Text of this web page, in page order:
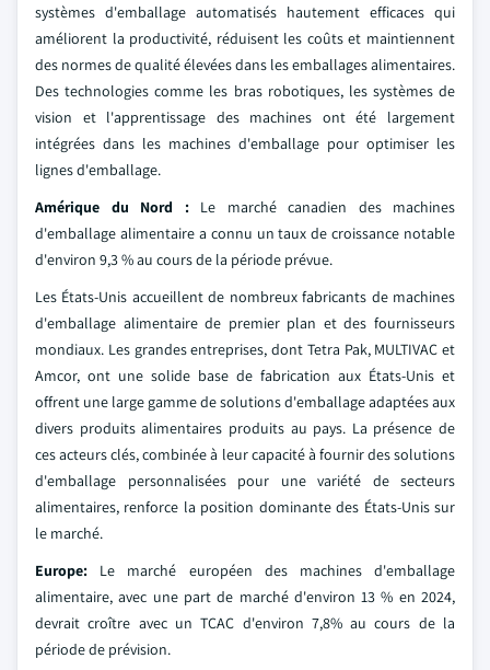
systèmes d'emballage automatisés hautement efficaces qui
améliorent la productivité, réduisent les coûts et maintiennent
des normes de qualité élevées dans les emballages alimentaires.
Des technologies comme les bras robotiques, les systèmes de
vision et l'apprentissage des machines ont été largement
intégrées dans les machines d'emballage pour optimiser les
lignes d'emballage.
Amérique du Nord :Le marché canadien des machines
d'emballage alimentaire a connu un taux de croissance notable
d'environ 9,3 % au cours de la période prévue.
Les États-Unis accueillent de nombreux fabricants de machines
d'emballage alimentaire de premier plan et des fournisseurs
mondiaux. Les grandes entreprises, dont Tetra Pak, MULTIVAC et
Amcor, ont une solide base de fabrication aux États-Unis et
offrent une large gamme de solutions d'emballage adaptées aux
divers produits alimentaires produits au pays. La présence de
ces acteurs clés, combinée à leur capacité à fournir des solutions
d'emballage personnalisées pour une variété de secteurs
alimentaires, renforce la position dominante des États-Unis sur
le marché.
Europe: Le marché européen des machines d'emballage
alimentaire, avec une part de marché d'environ 13 % en 2024,
devrait croître avec un TCAC d'environ 7,8% au cours de la
période de prévision.